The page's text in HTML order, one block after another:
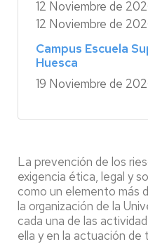
12 Noviembre de
12 Noviembre de
Campus Escuela
Huesca
19 Noviembre de
La prevención de los
exigencia ética, legal y
como un elemento más
la organización de la
cada una de las
ella y en la actuación de